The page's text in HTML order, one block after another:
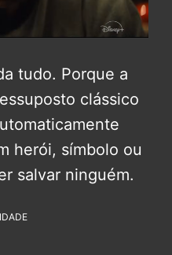
tudo. Porque a
clássico
herói, símbolo ou
salvar ninguém.